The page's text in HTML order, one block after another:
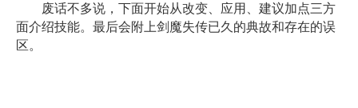
废话不多说，下面开始从改变、应用、建议加点三方
面介绍技能。最后会附上剑魔失传已久的典故和存在的误
区。